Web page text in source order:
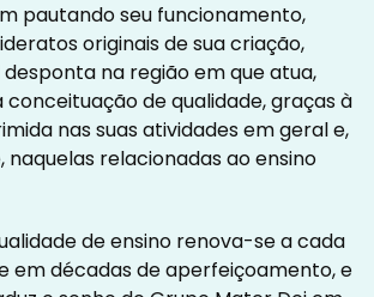
pautando seu funcionamento,
originais de sua criação,
na região em que atua,
de qualidade, graças à
nas suas atividades em geral e,
relacionadas ao ensino
de ensino renova-se a cada
em décadas de aperfeiçoamento, e